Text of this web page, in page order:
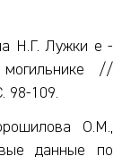
Н.Г. Лужки е -
//
98-109.
О.М.,
данные по